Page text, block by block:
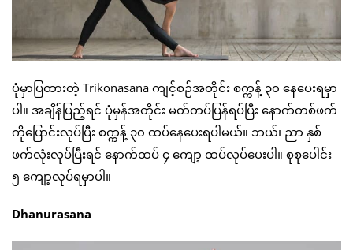
ပုံမှာပြထားတဲ့ Trikonasana ကျင့်စဉ်အတိုင်း စက္ကန့် ၃၀ နေပေးရမှာ
ပါ။ အချိန်ပြည့်ရင် ပုံမှန်အတိုင်း မတ်တပ်ပြန်ရပ်ပြီး နောက်တစ်ဖက်
ကိုပြောင်းလုပ်ပြီး စက္ကန့် ၃၀ ထပ်နေပေးရပါမယ်။ ဘယ်၊ ညာ နှစ်
ဖက်လုံးလုပ်ပြီးရင် နောက်ထပ် ၄ ကျော့ ထပ်လုပ်ပေးပါ။ စုစုပေါင်း
၅ ကျော့လုပ်ရမှာပါ။
Dhanurasana